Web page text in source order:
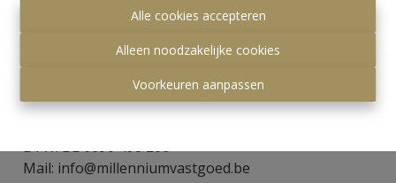
Alle cookies accepteren
Alleen noodzakelijke cookies
Voorkeuren aanpassen
Millennium Vastgoed
3590 Diepenbeek
Tel: +32 (0)11/21 08 21
BTW: BE 0696 498 206
Mail: info@millenniumvastgoed.be